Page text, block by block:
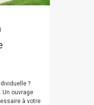
?
Un ouvrage
à votre